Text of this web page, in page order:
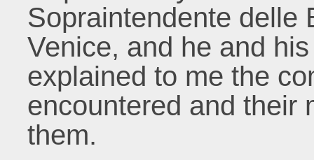
Sopraintendente delle
Venice, and he and
explained to me the
encountered and their
them.